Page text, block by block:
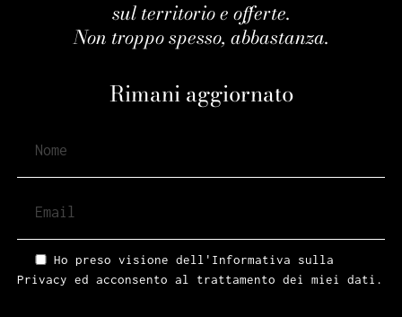
sul territorio e offerte.
Non troppo spesso, abbastanza.
Rimani aggiornato
Ho preso visione dell'Informativa sulla
Privacy ed acconsento al trattamento dei miei dati.